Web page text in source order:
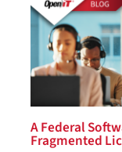
A Federal
Fragmented